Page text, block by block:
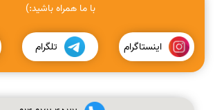
با ما همراه باشید:)
اینستاگرام تلگرام